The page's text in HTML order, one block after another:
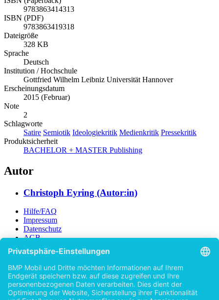
9783863414313
ISBN (PDF)
9783863419318
Dateigröße
328 KB
Sprache
Deutsch
Institution / Hochschule
Gottfried Wilhelm Leibniz Universität Hannover
Erscheinungsdatum
2015 (Februar)
Note
2
Schlagworte
Satire Semiotik Ideologiekritik Medienkritik Pressekritik
Produktsicherheit
BACHELOR + MASTER Publishing
Autor
Christoph Eyring (Autor:in)
Hilfe/FAQ
Impressum
Datenschutz
AGB
Vertrag widerrufen
Zur Desktop-Version
Copyright ©Imprint in der Bedey & Thoms Media GmbH
byOpen Publishing
Zurück